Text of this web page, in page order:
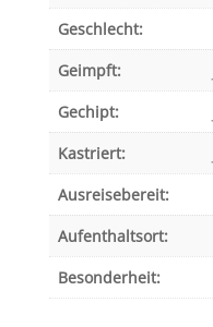
Geschlecht:
Geimpft:
Gechipt:
Kastriert:
Ausreisebereit:
Aufenthaltsort:
Besonderheit: